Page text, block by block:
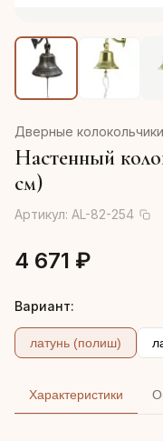
Дверные колокольчики
Настенный
см)
Артикул: AL-82-254
4 671 ₽
Вариант:
латунь (полиш)
Характеристики